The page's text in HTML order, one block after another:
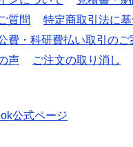
質問
特定商取引法に
費・科研費払い取引のご
声 ご注文の取り消し
公式ページ